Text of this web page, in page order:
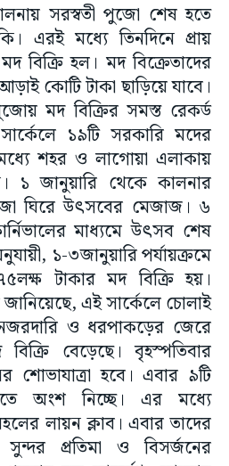
সরস্বতী পুজো শেষ হতে
এরই মধ্যে তিনদিনে প্রায়
বিক্রি হল। মদ বিক্রেতাদের
কোটি টাকা ছাড়িয়ে যাবে।
মদ বিক্রির সমস্ত রেকর্ড
১৯টি সরকারি মদের
শহর ও লাগোয়া এলাকায়
১ জানুয়ারি থেকে কালনার
ঘিরে উৎসবের মেজাজ। ৬
মাধ্যমে উৎসব শেষ
১-৩জানুয়ারি পর্যায়ক্রমে
টাকার মদ বিক্রি হয়।
এই সার্কেলে চোলাই
ও ধরপাকড়ের জেরে
বেড়েছে। বৃহস্পতিবার
শোভাযাত্রা হবে। এবার ৯টি
অংশ নিচ্ছে। এর মধ্যে
লায়ন ক্লাব। এবার তাদের
প্রতিমা ও বিসর্জনের